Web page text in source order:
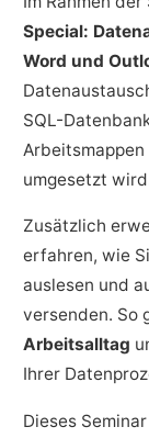
Special:
Word und
SQL-
umgesetzt
Zusätzlich
erfahren, wie
auslesen und
versenden. So
Arbeitsalltag
Ihrer
Dieses